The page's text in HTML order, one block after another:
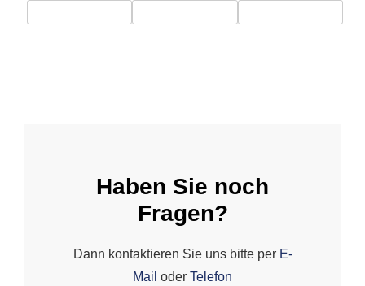
Haben Sie noch
Fragen?
Dann kontaktieren Sie uns bitte per E-
Mail oder Telefon